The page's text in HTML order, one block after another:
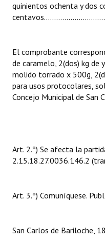
Periodistas Decanos -
Banca del Vecino - Registro
Huéspedes de Honor -
Antiguos Pobladores -
Entrega de distinciones
quinientos ochenta y dos
El comprobante
de caramelo, 2(dos) kg de
molido torrado x 500g,
para usos protocolares,
Concejo Municipal de San
Art. 2.º) Se afecta la
2.15.18.27.0036.146.2
Art. 3.º) Comuníquese.
San Carlos de Bariloche,